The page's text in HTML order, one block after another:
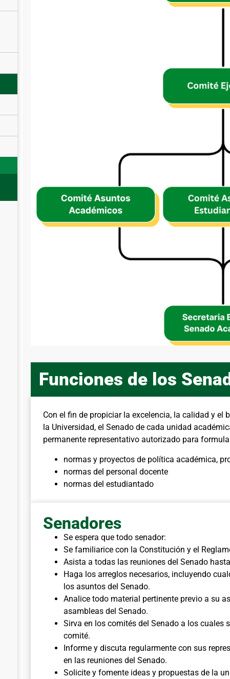
Funciones de los
Con el fin de propiciar la excelencia, la calidad y el
la Universidad, el Senado de cada unidad
permanente representativo autorizado para
normas y proyectos de política académica,
normas del personal docente
normas del estudiantado
Senadores
Se espera que todo senador:
Se familiarice con la Constitución y el
Asista a todas las reuniones del Senado
Haga los arreglos necesarios, incluyendo
los asuntos del Senado.
Analice todo material pertinente previo a su
asambleas del Senado.
Sirva en los comités del Senado a los cuales
comité.
Informe y discuta regularmente con sus
en las reuniones del Senado.
Solicite y fomente ideas y propuestas de la